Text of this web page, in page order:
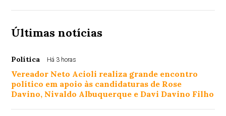
Últimas notícias
Política Há 3 horas
Vereador Neto Acioli realiza grande encontro
político em apoio às candidaturas de Rose
Davino, Nivaldo Albuquerque e Davi Davino Filho